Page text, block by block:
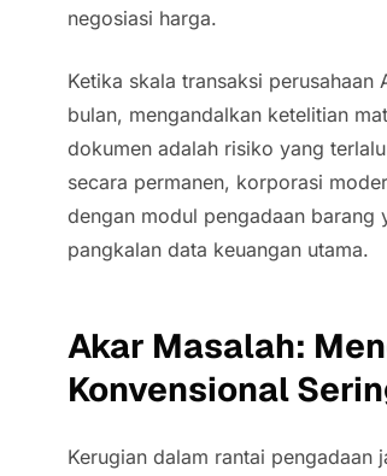
negosiasi harga.
Ketika skala transaksi
bulan, mengandalkan ketelitian
dokumen adalah risiko yang
secara permanen, korporasi
dengan modul pengadaan barang
pangkalan data keuangan utama.
Akar Masalah:
Konvensional
Kerugian dalam rantai pengadaan